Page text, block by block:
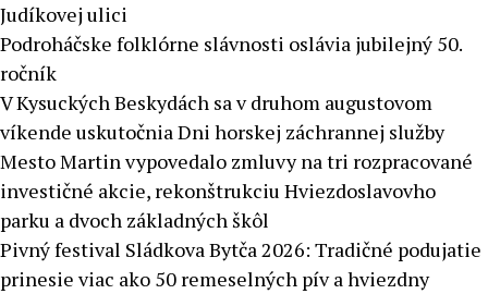
Judíkovej ulici
Podroháčske folklórne slávnosti oslávia jubilejný 50.
ročník
V Kysuckých Beskydách sa v druhom augustovom
víkende uskutočnia Dni horskej záchrannej služby
Mesto Martin vypovedalo zmluvy na tri rozpracované
investičné akcie, rekonštrukciu Hviezdoslavovho
parku a dvoch základných škôl
Pivný festival Sládkova Bytča 2026: Tradičné podujatie
prinesie viac ako 50 remeselných pív a hviezdny